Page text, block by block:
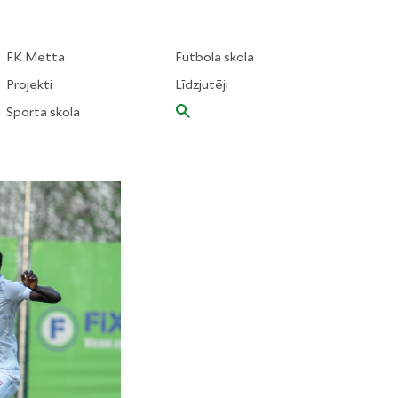
FK Metta
Projekti
Sporta skola
Futbola skola
Līdzjutēji